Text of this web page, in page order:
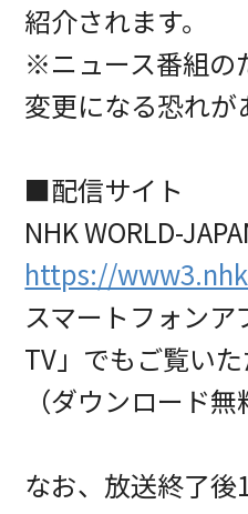
紹介されます。
※ニュース番組の
変更になる恐れが
■配信サイト
NHK WORLD-
https://
スマートフォンア
TV」でもご覧いた
（ダウンロード
なお、放送終了後